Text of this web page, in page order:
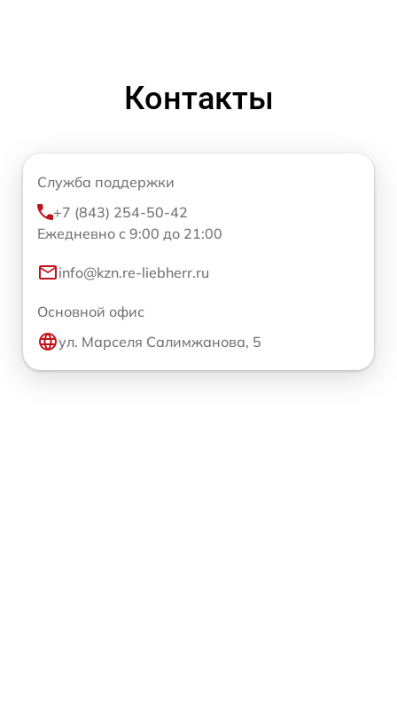
Контакты
Служба поддержки
+7 (843) 254-50-42
Ежедневно с 9:00 до 21:00
info@kzn.re-liebherr.ru
Основной офис
ул. Марселя Салимжанова, 5